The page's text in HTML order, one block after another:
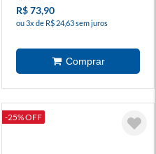
R$ 73,90
ou 3x de R$ 24,63 sem juros
-25% OFF